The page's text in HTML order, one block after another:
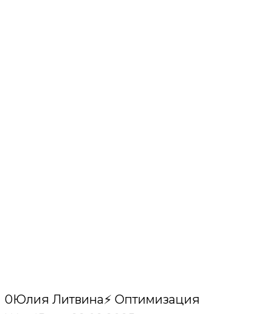
0Юлия Литвина⚡ Оптимизация